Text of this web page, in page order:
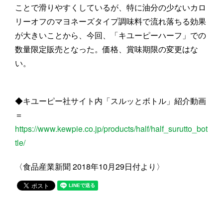
ことで滑りやすくしているが、特に油分の少ないカロ
リーオフのマヨネーズタイプ調味料で流れ落ちる効果
が大きいことから、今回、「キユーピーハーフ」での
数量限定販売となった。価格、賞味期限の変更はな
い。
◆キユーピー社サイト内「スルッとボトル」紹介動画
＝
https://www.kewpie.co.jp/products/half/half_surutto_bot
tle/
〈食品産業新聞 2018年10月29日付より〉